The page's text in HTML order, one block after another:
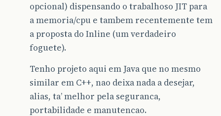
opcional) dispensando o trabalhoso JIT para
a memoria/cpu e tambem recentemente tem
a proposta do Inline (um verdadeiro
foguete).
Tenho projeto aqui em Java que no mesmo
similar em C++, nao deixa nada a desejar,
alias, ta’ melhor pela seguranca,
portabilidade e manutencao.